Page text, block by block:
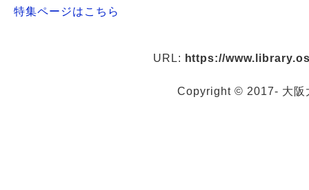
特集ページはこちら
URL: https://
Copyright © 2017- 大阪